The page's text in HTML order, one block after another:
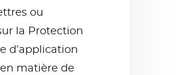
ou
la Protection
d’application
matière de